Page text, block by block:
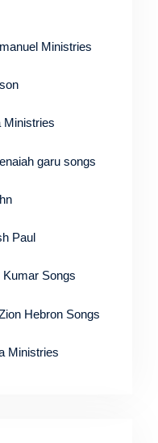
Ministries
garu songs
Paul
Songs
Hebron Songs